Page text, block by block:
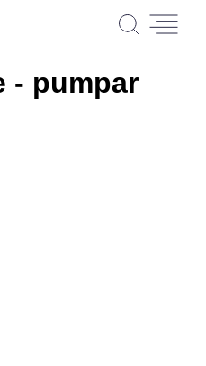
- pumpar